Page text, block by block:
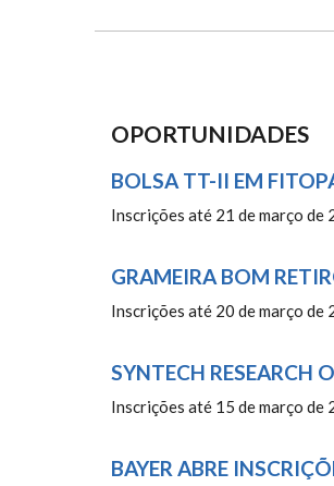
OPORTUNIDADES
BOLSA TT-II EM
Inscrições até 21 de março de
GRAMEIRA BOM
Inscrições até 20 de março de
SYNTECH RESEARCH
Inscrições até 15 de março de
BAYER ABRE